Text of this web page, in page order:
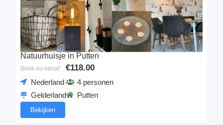
Natuurhuisje in Putten
Boek nu vanaf: €118.00
Nederland
Gelderland
4 personen
Putten
Bekijken